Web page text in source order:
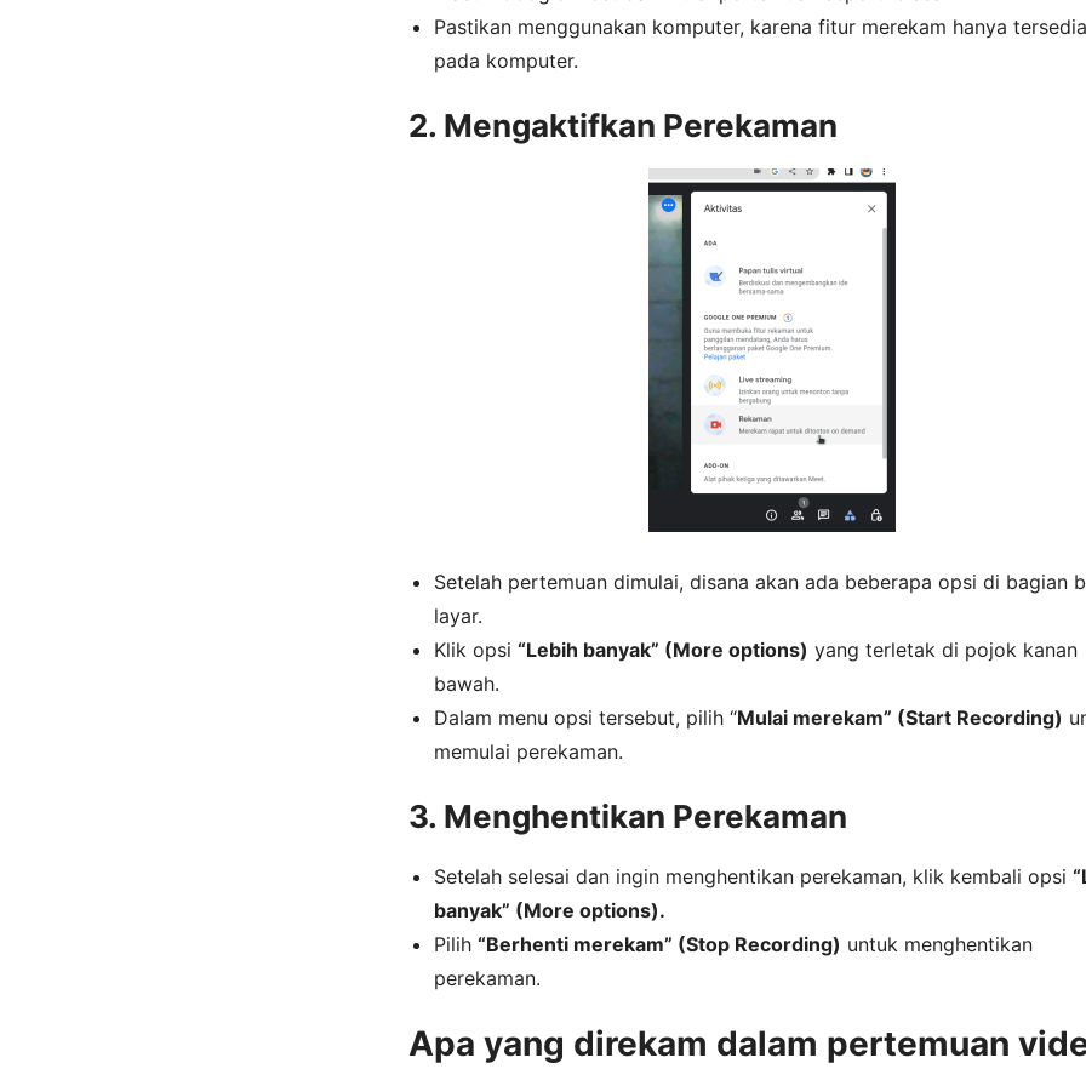
Pastikan menggunakan komputer, karena fitur merekam hanya tersedia
pada komputer.
2. Mengaktifkan Perekaman
Setelah pertemuan dimulai, disana akan ada beberapa opsi di bagian
layar.
Klik opsi “Lebih banyak” (More options) yang terletak di pojok kanan
bawah.
Dalam menu opsi tersebut, pilih “Mulai merekam” (Start Recording)
memulai perekaman.
3. Menghentikan Perekaman
Setelah selesai dan ingin menghentikan perekaman, klik kembali opsi
banyak” (More options).
Pilih “Berhenti merekam” (Stop Recording) untuk menghentikan
perekaman.
Apa yang direkam dalam pertemuan